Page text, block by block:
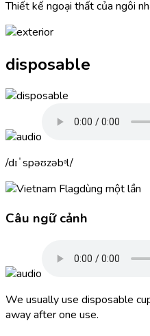
Thiết kế ngoại thất của ngôi
disposable
dɪˈspəʊzəbᵊl
dùng một lần
Câu ngữ cảnh
We usually use disposable
away after one use.